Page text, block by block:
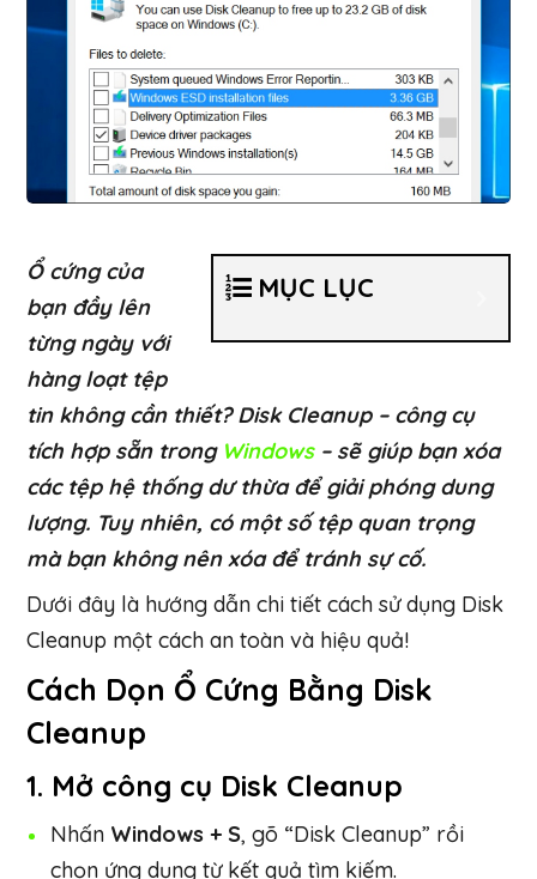
MỤC LỤC
Ổ cứng của
bạn đầy lên
từng ngày với
hàng loạt tệp
tin không cần thiết? Disk Cleanup – công cụ
tích hợp sẵn trong Windows– sẽ giúp bạn xóa
các tệp hệ thống dư thừa để giải phóng dung
lượng. Tuy nhiên, có một số tệp quan trọng
mà bạn không nên xóa để tránh sự cố.
Dưới đây là hướng dẫn chi tiết cách sử dụng Disk
Cleanup một cách an toàn và hiệu quả!
Cách Dọn Ổ Cứng Bằng Disk
Cleanup
1. Mở công cụ Disk Cleanup
Nhấn Windows + S, gõ “Disk Cleanup” rồi
chọn ứng dụng từ kết quả tìm kiếm.